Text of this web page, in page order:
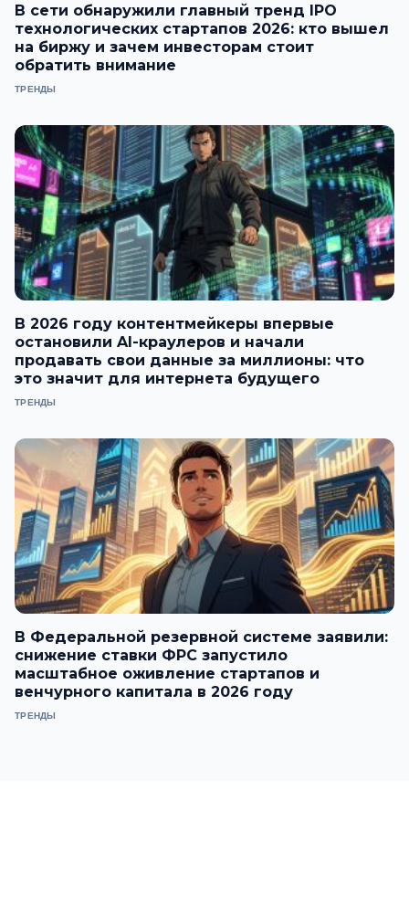
В сети обнаружили главный тренд IPO
технологических стартапов 2026: кто вышел
на биржу и зачем инвесторам стоит
обратить внимание
ТРЕНДЫ
В 2026 году контентмейкеры впервые
остановили AI-краулеров и начали
продавать свои данные за миллионы: что
это значит для интернета будущего
ТРЕНДЫ
В Федеральной резервной системе заявили:
снижение ставки ФРС запустило
масштабное оживление стартапов и
венчурного капитала в 2026 году
ТРЕНДЫ